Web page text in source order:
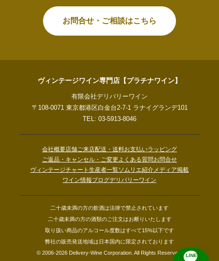
お問合せ・ご相談はこちら
ヴィンテージワイン専門店【プラチナワイン】
有限会社デリバリーワイン
〒108-0071 東京都港区白金台2-7-1 ラナイグランデ101
TEL: 03-5913-8046
会社概要店舗ご来店配送・送料お支払いラッピング
ご返品・キャンセル・ご変更よくある質問お問合せ
ヴィンテージチャート 生産者一覧ソムリエ紹介メディア掲載
ワイン情報ブログデリバリーワイン
二十歳未満の方の飲酒は法律で禁止されています
二十歳未満の方の酒類のご注文はお断りいたします
取り扱い商品のアルコール度数はすべて15%以下です
弊社の販売発送地域は日本国内に限定されております
© 2006-2026 Delivery-Wine Corporation. All Rights Reserved.
LINE